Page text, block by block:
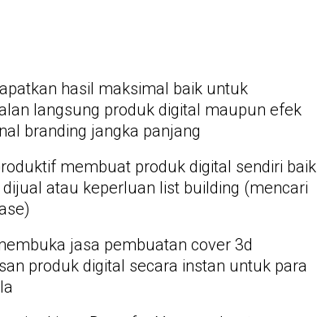
hasil maksimal baik untuk
langsung produk digital maupun efek
branding jangka panjang
membuat produk digital sendiri baik
atau keperluan list building (mencari
jasa pembuatan cover 3d
produk digital secara instan untuk para